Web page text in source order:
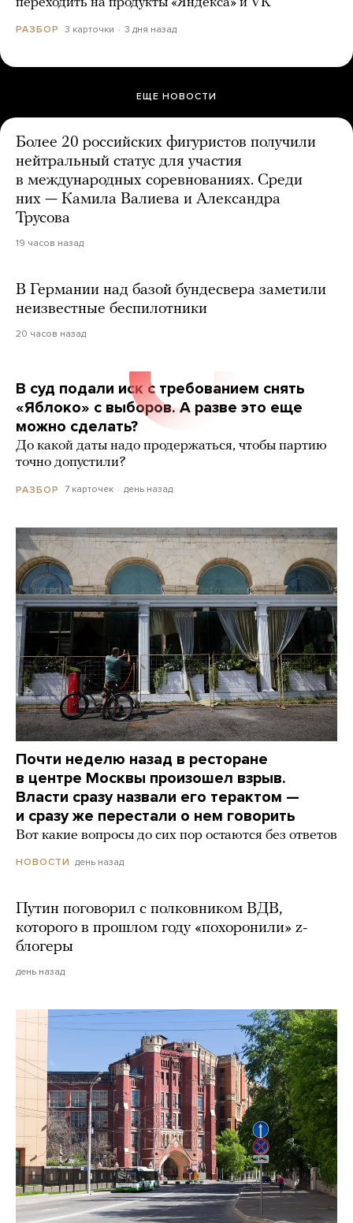
переходить на продукты «Яндекса» и VK
РАЗБОР 3 карточки 3 дня назад
ЕЩЕ НОВОСТИ
Более 20 российских фигуристов получили
нейтральный статус для участия
в международных соревнованиях. Среди
них — Камила Валиева и Александра
Трусова
19 часов назад
В Германии над базой бундесвера заметили
неизвестные беспилотники
20 часов назад
В суд подали иск с требованием снять
«Яблоко» с выборов. А разве это еще
можно сделать?
До какой даты надо продержаться, чтобы партию
точно допустили?
РАЗБОР 7 карточек день назад
Почти неделю назад в ресторане
в центре Москвы произошел взрыв.
Власти сразу назвали его терактом —
и сразу же перестали о нем говорить
Вот какие вопросы до сих пор остаются без ответов
НОВОСТИ день назад
Путин поговорил с полковником ВДВ,
которого в прошлом году «похоронили» z-
блогеры
день назад